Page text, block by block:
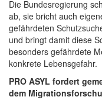
Die Bundesregierung
ab, sie bricht auch
gefährdeten
und bringt damit diese
besonders gefährdete
konkrete Lebensgefahr.
PRO ASYL fordert
dem